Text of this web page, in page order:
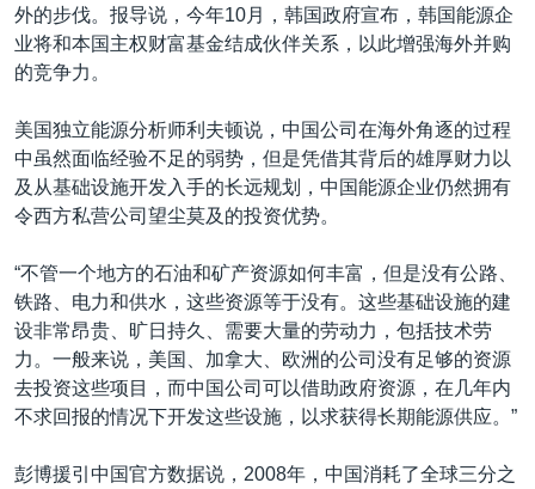
外的步伐。报导说，今年10月，韩国政府宣布，韩国能源企
业将和本国主权财富基金结成伙伴关系，以此增强海外并购
的竞争力。
美国独立能源分析师利夫顿说，中国公司在海外角逐的过程
中虽然面临经验不足的弱势，但是凭借其背后的雄厚财力以
及从基础设施开发入手的长远规划，中国能源企业仍然拥有
令西方私营公司望尘莫及的投资优势。
“不管一个地方的石油和矿产资源如何丰富，但是没有公路、
铁路、电力和供水，这些资源等于没有。这些基础设施的建
设非常昂贵、旷日持久、需要大量的劳动力，包括技术劳
力。一般来说，美国、加拿大、欧洲的公司没有足够的资源
去投资这些项目，而中国公司可以借助政府资源，在几年内
不求回报的情况下开发这些设施，以求获得长期能源供应。”
彭博援引中国官方数据说，2008年，中国消耗了全球三分之